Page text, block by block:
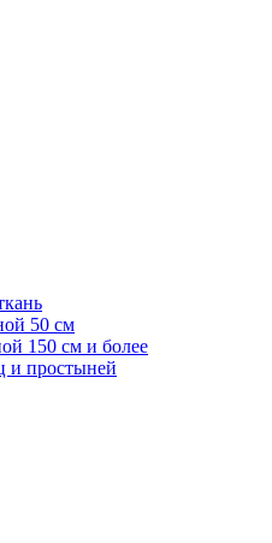
50 см
150 см и более
и простыней